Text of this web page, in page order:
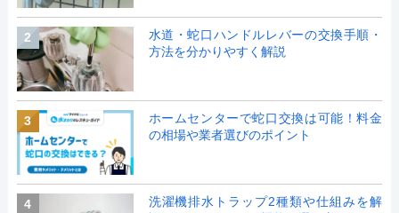
2
水道・蛇口ハンドルレバーの交換手順・
方法を分かりやすく解説
3
ホームセンターで蛇口交換は可能！料金
の相場や業者選びのポイント
4
洗濯機排水トラップ2種類や仕組みを解